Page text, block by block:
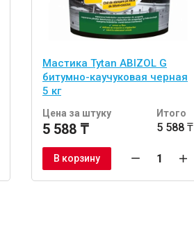
Мастика Tytan ABIZOL G
битумно-каучуковая черная
5 кг
Цена за штуку
5 588 ₸
Итого
5 588 ₸
В корзину